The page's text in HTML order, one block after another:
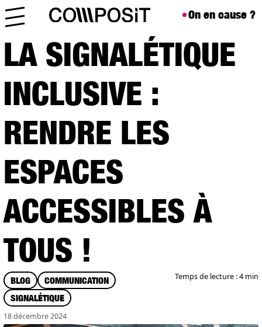
Aller au contenu
Skip to footer
Menu
On en cause ?
LA SIGNALÉTIQUE
INCLUSIVE :
RENDRE LES
ESPACES
ACCESSIBLES À
TOUS !
BLOG
COMMUNICATION
SIGNALÉTIQUE
18 décembre 2024
Temps de lecture : 4 min